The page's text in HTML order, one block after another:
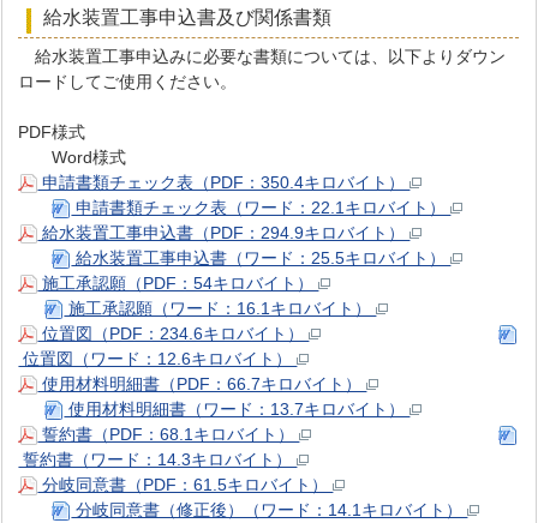
給水装置工事申込書及び関係書類
給水装置工事申込みに必要な書類については、以下よりダウン
ロードしてご使用ください。
PDF様式
Word様式
申請書類チェック表（PDF：350.4キロバイト）
申請書類チェック表（ワード：22.1キロバイト）
給水装置工事申込書（PDF：294.9キロバイト）
給水装置工事申込書（ワード：25.5キロバイト）
施工承認願（PDF：54キロバイト）
施工承認願（ワード：16.1キロバイト）
位置図（PDF：234.6キロバイト）
位置図（ワード：12.6キロバイト）
使用材料明細書（PDF：66.7キロバイト）
使用材料明細書（ワード：13.7キロバイト）
誓約書（PDF：68.1キロバイト）
誓約書（ワード：14.3キロバイト）
分岐同意書（PDF：61.5キロバイト）
分岐同意書（修正後）（ワード：14.1キロバイト）